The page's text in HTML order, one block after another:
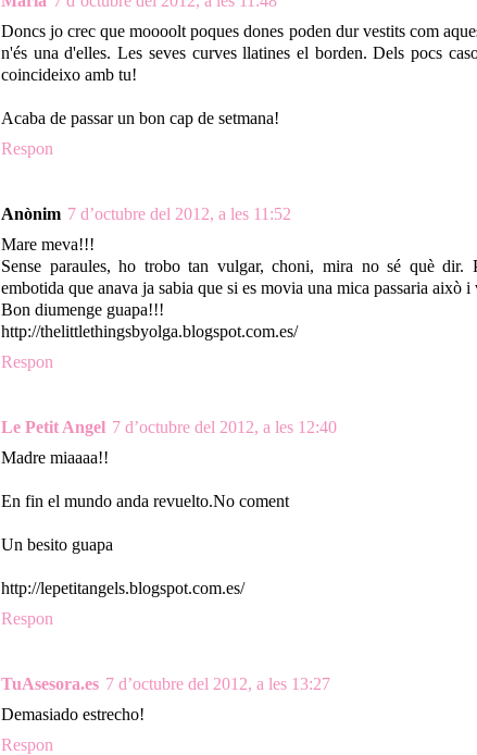
Doncs jo crec que moooolt poques dones poden dur vestits com
n'és una d'elles. Les seves curves llatines el borden. Dels pocs
coincideixo amb tu!
Acaba de passar un bon cap de setmana!
Respon
Anònim 7 d’octubre del 2012, a les 11:52
Mare meva!!!
Sense paraules, ho trobo tan vulgar, choni, mira no sé què dir.
embotida que anava ja sabia que si es movia una mica passaria això i
Bon diumenge guapa!!!
http://thelittlethingsbyolga.blogspot.com.es/
Respon
Le Petit Angel 7 d’octubre del 2012, a les 12:40
Madre miaaaa!!
En fin el mundo anda revuelto.No coment
Un besito guapa
http://lepetitangels.blogspot.com.es/
Respon
TuAsesora.es 7 d’octubre del 2012, a les 13:27
Demasiado estrecho!
Respon